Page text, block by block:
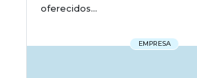
oferecidos...
EMPRESA